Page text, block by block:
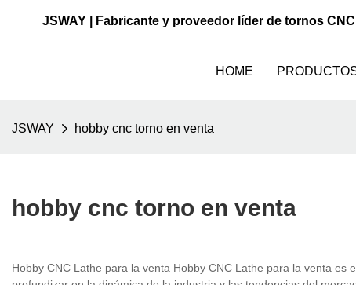
JSWAY | Fabricante y proveedor líder de tornos
HOME
JSWAY hobby cnc torno en venta
hobby cnc torno en venta
Hobby CNC Lathe para la venta Hobby CNC Lathe para la venta